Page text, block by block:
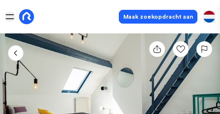
Maak zoekopdracht aan